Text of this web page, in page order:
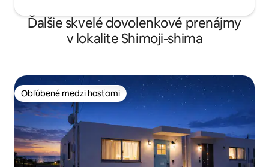
Ďalšie skvelé dovolenkové prenájmy
v lokalite Shimoji-shima
Obľúbené medzi hosťami
Obľúbené medzi hosťami